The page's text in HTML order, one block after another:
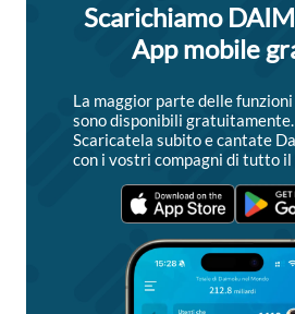
Scarichiamo
App mobile
La maggior parte delle funzioni
sono disponibili gratuitamente.
Scaricatela subito e cantate
con i vostri compagni di tutto il